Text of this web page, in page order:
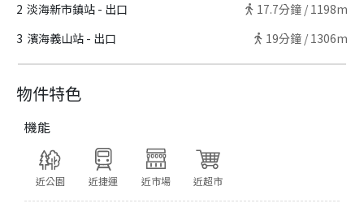
物件特色
機能
近公園 近捷運 近市場 近超市
2 淡海新市鎮站 - 出口 17.7分鐘 / 1198m
3 濱海義山站 - 出口 19分鐘 / 1306m